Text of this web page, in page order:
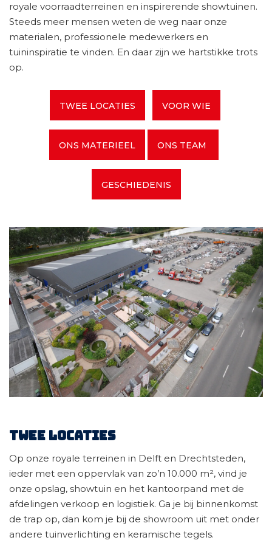
royale voorraadterreinen en inspirerende showtuinen.
Steeds meer mensen weten de weg naar onze
materialen, professionele medewerkers en
tuininspiratie te vinden. En daar zijn we hartstikke trots
op.
TWEE LOCATIES VOOR WIE
ONS MATERIEEL ONS TEAM
GESCHIEDENIS
Twee locaties
Op onze royale terreinen in Delft en Drechtsteden,
ieder met een oppervlak van zo’n 10.000 m², vind je
onze opslag, showtuin en het kantoorpand met de
afdelingen verkoop en logistiek. Ga je bij binnenkomst
de trap op, dan kom je bij de showroom uit met onder
andere tuinverlichting en keramische tegels.